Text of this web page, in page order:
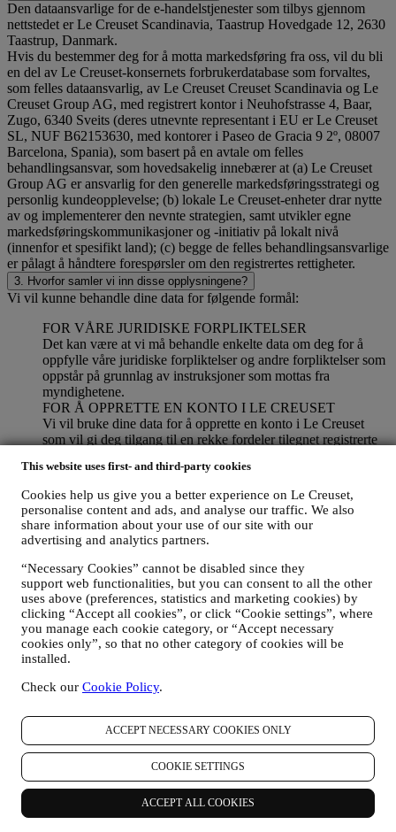
This website uses first- and third-party cookies
Cookies help us give you a better experience on Le Creuset,
personalise content and ads, and analyse our traffic. We also
share information about your use of our site with our
advertising and analytics partners.
“Necessary Cookies” cannot be disabled since they
support web functionalities, but you can consent to all the other
uses above (preferences, statistics and marketing cookies) by
clicking “Accept all cookies”, or click “Cookie settings”, where
you manage each cookie category, or “Accept necessary
cookies only”, so that no other category of cookies will be
installed.
Check our Cookie Policy.
ACCEPT NECESSARY COOKIES ONLY
COOKIE SETTINGS
ACCEPT ALL COOKIES
Den dataansvarlige for de e-handelstjenester som tilbys gjennom
nettstedet er Le Creuset Scandinavia, Taastrup Hovedgade 12, 2630
Taastrup, Danmark.
Hvis du bestemmer deg for å motta markedsføring fra oss, vil du bli
en del av Le Creuset-konsernets forbrukerdatabase som forvaltes,
som felles dataansvarlig, av Le Creuset Creuset Scandinavia og Le
Creuset Group AG, med registrert kontor i Neuhofstrasse 4, Baar,
Zugo, 6340 Sveits (deres utnevnte representant i EU er Le Creuset
SL, NUF B62153630, med kontorer i Paseo de Gracia 9 2º, 08007
Barcelona, Spania), som basert på en avtale om felles
behandlingsansvar, som hovedsakelig innebærer at (a) Le Creuset
Group AG er ansvarlig for den generelle markedsføringsstrategi og
personlig kundeopplevelse; (b) lokale Le Creuset-enheter drar nytte
av og implementerer den nevnte strategien, samt utvikler egne
markedsføringskommunikasjoner og -initiativ på lokalt nivå
(innenfor et spesifikt land); (c) begge de felles behandlingsansvarlige
er pålagt å håndtere forespørsler om den registrertes rettigheter.
3. Hvorfor samler vi inn disse opplysningene?
Vi vil kunne behandle dine data for følgende formål:
FOR VÅRE JURIDISKE FORPLIKTELSER
Det kan være at vi må behandle enkelte data om deg for å
oppfylle våre juridiske forpliktelser og andre forpliktelser som
oppstår på grunnlag av instruksjoner som mottas fra
myndighetene.
FOR Å OPPRETTE EN KONTO I LE CREUSET
Vi vil bruke dine data for å opprette en konto i Le Creuset
som vil gi deg tilgang til en rekke fordeler tilegnet registrerte
utsjekking, lagre flere forsendelsesadresser, vise og spore
bestillinger. Denne behandlingsaktiviteten er basert på den
kontraktsmessige utførelse av denne tjenesten.
FOR Å FORVALTE DINE BESTILLINGER OG LEVERE
VÅRE PRODUKTER, TJENESTER OG BISTAND TIL
Vi vil bruke dine data til å forvalte kontraktsforholdet med
deg, dine kjøp av produkter på nettstedet og/eller i en av våre
Le Creuset butikker, din bruk av nettstedet, eventuelle
etterfølgende ettersalgsbistand, eller din deltakelse i
konkurranser. Det kan være at vi må behandle enkelte data
om deg for våre administrative formål knyttet til
kontraktsforholdet med deg inkludert regnskapsføring,
bedrageri-screening, trygghet, sikkerhet, systemtesting,
behov for å kontakte deg av administrative eller driftsmessige
grunner. For eksempel, for å sende deg bekreftelse på ditt
kjøp. Vi vil også bruke dine data til å svare på dine
forespørsler som sendes gjennom våre nettstedsskjemaer eller
andre kanaler. Denne behandlingsaktiviteten er basert på den
kontraktsmessige utførelse av våre e-handelstjenester.
FOR Å INFORMERE DEG OM NYHETER ELLER